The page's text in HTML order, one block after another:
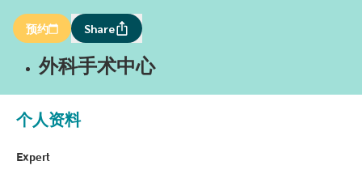
预约 Share
外科手术中心
个人资料
Expert